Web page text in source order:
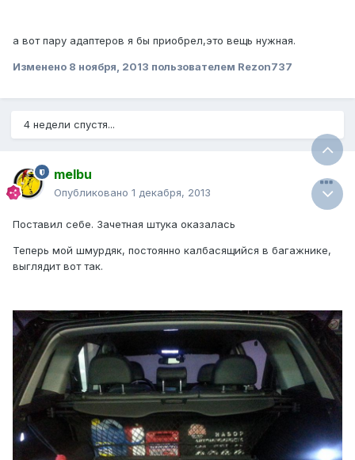
а вот пару адаптеров я бы приобрел,это вещь нужная.
Изменено 8 ноября, 2013 пользователем Rezon737
4 недели спустя...
melbu
Опубликовано 1 декабря, 2013
Поставил себе. Зачетная штука оказалась
Теперь мой шмурдяк, постоянно калбасящийся в багажнике,
выглядит вот так.